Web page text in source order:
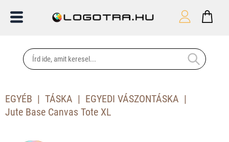
EGYÉB TÁSKA
EGYEDI VÁSZONTÁSKA
Jute Base Canvas Tote XL